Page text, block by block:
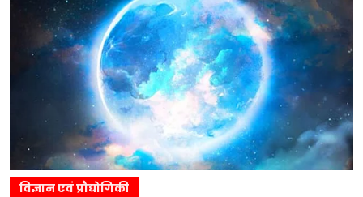
विज्ञान एवं प्रौद्योगिकी